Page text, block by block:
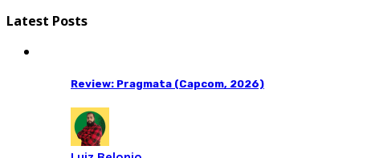
Latest Posts
Review: Pragmata (Capcom, 2026)